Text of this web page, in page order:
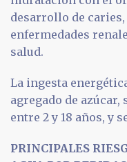
desarrollo de
enfermedades
salud.
La ingesta
agregado de
entre 2 y 18 años, y
PRINCIPALES